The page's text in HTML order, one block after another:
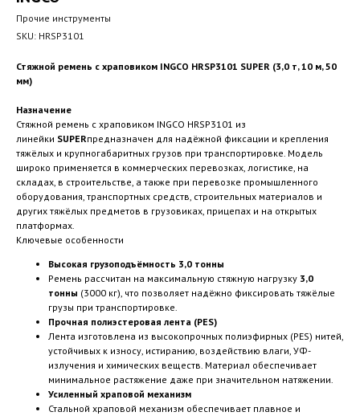
Прочие инструменты
SKU: HRSP3101
Стяжной ремень с храповиком INGCO HRSP3101 SUPER (3,0 т, 10 м, 50
мм)
Назначение
Стяжной ремень с храповиком INGCO HRSP3101 из
линейки SUPERпредназначен для надёжной фиксации и крепления
тяжёлых и крупногабаритных грузов при транспортировке. Модель
широко применяется в коммерческих перевозках, логистике, на
складах, в строительстве, а также при перевозке промышленного
оборудования, транспортных средств, строительных материалов и
других тяжёлых предметов в грузовиках, прицепах и на открытых
платформах.
Ключевые особенности
Высокая грузоподъёмность 3,0 тонны
Ремень рассчитан на максимальную стяжную нагрузку 3,0
тонны (3000 кг), что позволяет надёжно фиксировать тяжёлые
грузы при транспортировке.
Прочная полиэстеровая лента (PES)
Лента изготовлена из высокопрочных полиэфирных (PES) нитей,
устойчивых к износу, истиранию, воздействию влаги, УФ-
излучения и химических веществ. Материал обеспечивает
минимальное растяжение даже при значительном натяжении.
Усиленный храповой механизм
Стальной храповой механизм обеспечивает плавное и